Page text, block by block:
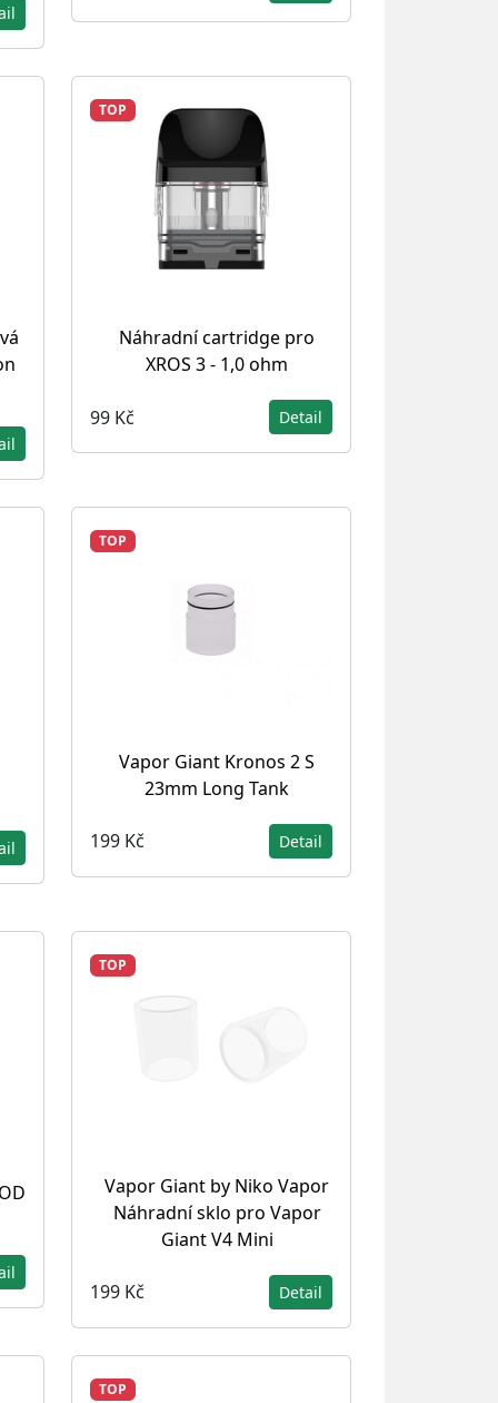
TOP
Náhradní cartridge pro
XROS 3 - 1,0 ohm
99 Kč Detail
TOP
Vapor Giant Kronos 2 S
23mm Long Tank
199 Kč Detail
TOP
Vapor Giant by Niko Vapor
Náhradní sklo pro Vapor
Giant V4 Mini
199 Kč Detail
TOP